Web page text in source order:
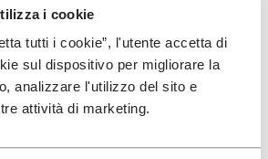
i cookie
tutti i cookie”, l'utente accetta di
sul dispositivo per migliorare la
analizzare l'utilizzo del sito e
attività di marketing.